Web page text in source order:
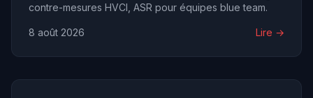
contre-mesures HVCI, ASR pour équipes blue team.
8 août 2026 Lire →